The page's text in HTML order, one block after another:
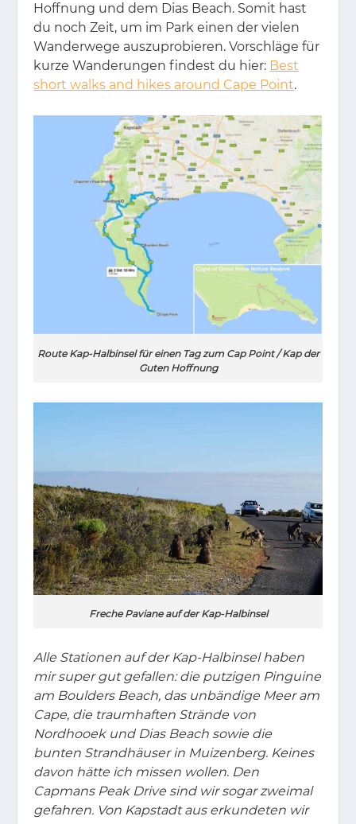
Hoff­nung und dem Dias Beach. So­mit hast
du noch Zeit, um im Park ei­nen der vie­len
Wan­der­we­ge aus­zu­pro­bie­ren. Vor­schlä­ge für
kur­ze Wan­de­run­gen fin­dest du hier: Best
short walks and hikes around Cape Point.
Route Kap-Halbinsel für einen Tag zum Cap Point / Kap der
Guten Hoffnung
Freche Paviane auf der Kap-Halbinsel
Alle Stationen auf der Kap-Halbinsel haben
mir super gut gefallen: die putzigen Pinguine
am Boulders Beach, das unbändige Meer am
Cape, die traumhaften Strände von
Nordhooek und Dias Beach sowie die
bunten Strandhäuser in Muizenberg. Keines
davon hätte ich missen wollen. Den
Capmans Peak Drive sind wir sogar zweimal
gefahren. Von Kapstadt aus erkundeten wir